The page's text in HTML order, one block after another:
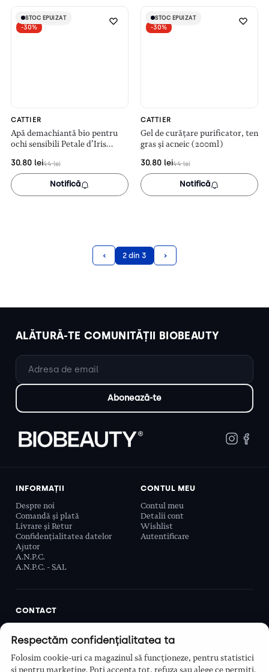
STOC EPUIZAT
-30%
STOC EPUIZAT
CATTIER
Apă demachiantă bio pentru
ochi sensibili Petale d’Iris
44lei
30.80 lei
Notifică
STOC EPUIZAT
-30%
STOC EPUIZAT
CATTIER
Gel de curățare purificator, ten
gras și acneic (200ml)
44lei
30.80 lei
Notifică
‹ 2 din 3 ›
ALĂTURĂ-TE COMUNITĂȚII BIOBEAUTY
INFORMAȚII
Despre noi
Comandă și plată
Livrare și Retur
Confidențialitatea datelor
Ajutor
A.N.P.C.
A.N.P.C. - SAL
CONTUL MEU
Contul meu
Detalii cont
Wishlist
Autentificare
CONTACT
Sector 6, București, România
Program
Respectăm confidențialitatea ta
Folosim cookie-uri ca magazinul să funcționeze, pentru statistici
și pentru marketing. Poți accepta tot, refuza sau alege ce permiți.